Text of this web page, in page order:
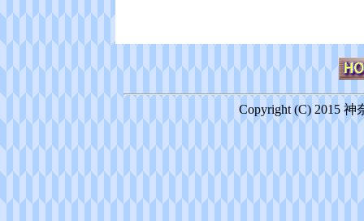
Copyright (C) 2015 神